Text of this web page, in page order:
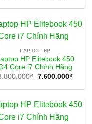
là:
tại
LAPTOP HP
HP Elitebook 450
Core i7 Chính Hãng
₫ Giá
là:
7.600.000₫Giá
tại